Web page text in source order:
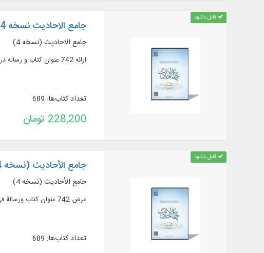
قابل دانلود
جامع الاحادیث نسخه 4
جامع الاحادیث (نسخه 4)
ارائه 742 عنوان کتاب و رساله در 1655 جلد از مهم‌ترین منابع حدیثی شیعه به همراه ترجمه و شرح
تعداد کتاب‌ها: 689
228,200 تومان
قابل دانلود
جامع الأحادیث (نسخه 4)
جامع الأحادیث (نسخه 4)
عرض 742 عنوان كتاب ورسالة في 1655 مجلداً من أهم مصادر الحديث الشيعية مع الترجمة والشروح.
تعداد کتاب‌ها: 689